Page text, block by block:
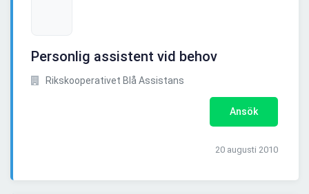
Personlig assistent vid behov
Rikskooperativet Blå Assistans
Ansök
20 augusti 2010